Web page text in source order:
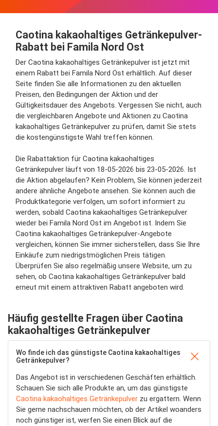
Caotina kakaohaltiges Getränkepulver-
Rabatt bei Famila Nord Ost
Der Caotina kakaohaltiges Getränkepulver ist jetzt mit
einem Rabatt bei Famila Nord Ost erhältlich. Auf dieser
Seite finden Sie alle Informationen zu den aktuellen
Preisen, den Bedingungen der Aktion und der
Gültigkeitsdauer des Angebots. Vergessen Sie nicht, auch
die vergleichbaren Angebote und Aktionen zu Caotina
kakaohaltiges Getränkepulver zu prüfen, damit Sie stets
die kostengünstigste Wahl treffen können.
Die Rabattaktion für Caotina kakaohaltiges
Getränkepulver läuft von 18-05-2026 bis 23-05-2026. Ist
die Aktion abgelaufen? Kein Problem, Sie können jederzeit
andere ähnliche Angebote ansehen. Sie können auch die
Produktkategorie verfolgen, um sofort informiert zu
werden, sobald Caotina kakaohaltiges Getränkepulver
wieder bei Famila Nord Ost im Angebot ist. Indem Sie
Caotina kakaohaltiges Getränkepulver-Angebote
vergleichen, können Sie immer sicherstellen, dass Sie Ihre
Einkäufe zum niedrigstmöglichen Preis tätigen.
Überprüfen Sie also regelmäßig unsere Website, um zu
sehen, ob Caotina kakaohaltiges Getränkepulver bald
erneut mit einem attraktiven Rabatt angeboten wird.
Häufig gestellte Fragen über Caotina
kakaohaltiges Getränkepulver
Wo finde ich das günstigste Caotina kakaohaltiges
Getränkepulver?
Das Angebot ist in verschiedenen Geschäften erhältlich.
Schauen Sie sich alle Produkte an, um das günstigste
Caotina kakaohaltiges Getränkepulver zu ergattern. Wenn
Sie gerne nachschauen möchten, ob der Artikel woanders
noch günstiger ist, werfen Sie einen Blick auf die